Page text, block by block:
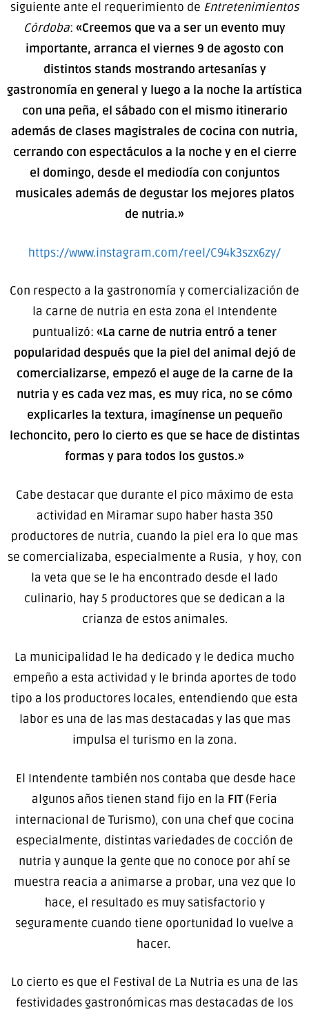
siguiente ante el requerimiento de Entretenimientos
Córdoba: «Creemos que va a ser un evento muy
importante, arranca el viernes 9 de agosto con
distintos stands mostrando artesanías y
gastronomía en general y luego a la noche la artística
con una peña, el sábado con el mismo itinerario
además de clases magistrales de cocina con nutria,
cerrando con espectáculos a la noche y en el cierre
el domingo, desde el mediodía con conjuntos
musicales además de degustar los mejores platos
de nutria.»
https://www.instagram.com/reel/C94k3szx6zy/
Con respecto a la gastronomía y comercialización de
la carne de nutria en esta zona el Intendente
puntualizó: «La carne de nutria entró a tener
popularidad después que la piel del animal dejó de
comercializarse, empezó el auge de la carne de la
nutria y es cada vez mas, es muy rica, no se cómo
explicarles la textura, imagínense un pequeño
lechoncito, pero lo cierto es que se hace de distintas
formas y para todos los gustos.»
Cabe destacar que durante el pico máximo de esta
actividad en Miramar supo haber hasta 350
productores de nutria, cuando la piel era lo que mas
se comercializaba, especialmente a Rusia, y hoy, con
la veta que se le ha encontrado desde el lado
culinario, hay 5 productores que se dedican a la
crianza de estos animales.
La municipalidad le ha dedicado y le dedica mucho
empeño a esta actividad y le brinda aportes de todo
tipo a los productores locales, entendiendo que esta
labor es una de las mas destacadas y las que mas
impulsa el turismo en la zona.
El Intendente también nos contaba que desde hace
algunos años tienen stand fijo en la FIT(Feria
internacional de Turismo), con una chef que cocina
especialmente, distintas variedades de cocción de
nutria y aunque la gente que no conoce por ahí se
muestra reacia a animarse a probar, una vez que lo
hace, el resultado es muy satisfactorio y
seguramente cuando tiene oportunidad lo vuelve a
hacer.
Lo cierto es que el Festival de La Nutria es una de las
festividades gastronómicas mas destacadas de los